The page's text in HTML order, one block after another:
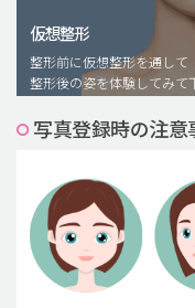
脂肪注入(アンチエイジング)
豊胸手術・バストアップ
プチ整形
メンズ整形
idリアルストーリー
idニュース
仮想整形
整形前に仮想整形を通して
整形後の姿を体験してみて
写真登録時の注意